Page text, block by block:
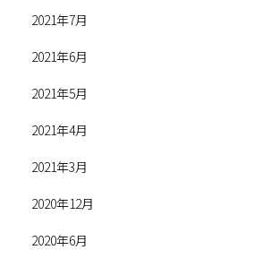
2021年7月
2021年6月
2021年5月
2021年4月
2021年3月
2020年12月
2020年6月